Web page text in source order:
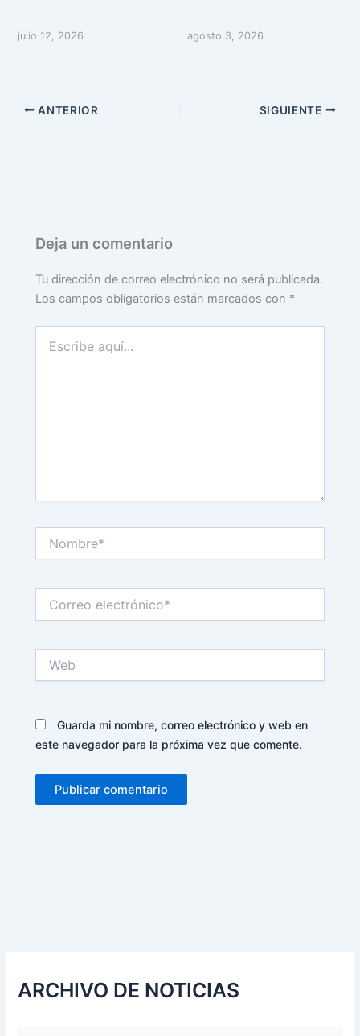
julio 12, 2026 agosto 3, 2026
ANTERIOR SIGUIENTE
Deja un comentario
Tu dirección de correo electrónico no será publicada.
Los campos obligatorios están marcados con *
aquí...
electrónico*
Guarda mi nombre, correo electrónico y web en
este navegador para la próxima vez que comente.
ARCHIVO DE NOTICIAS